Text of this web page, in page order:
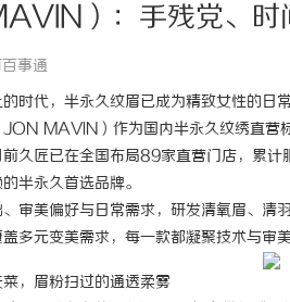
）：手残党、时
-纹唇-美瞳线)
事通
代，半永久纹眉已成为精致女性的日
MAVIN）作为国内半永久纹绣直营
久匠已在全国布局89家直营门店，累
半永久首选品牌。
美偏好与日常需求，研发清氧眉、清
多元变美需求，每一款都凝聚技术与
，眉粉扫过的通透柔雾